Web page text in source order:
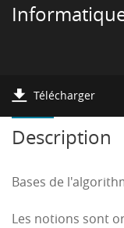
Télécharger
Description
Bases de
Les notions sont